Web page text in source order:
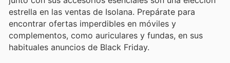
estrella en las ventas de Isolana. Prepárate para
encontrar ofertas imperdibles en móviles y
complementos, como auriculares y fundas, en sus
habituales anuncios de Black Friday.